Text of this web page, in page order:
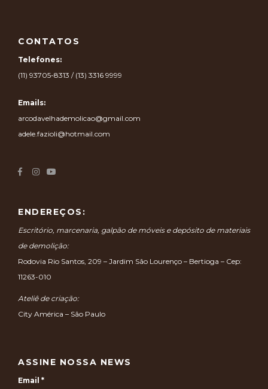
CONTATOS
Telefones:
(11) 93705-8313 / (13) 3316 9999
Emails:
arcodavelhademolicao@gmail.com
adele.fazioli@hotmail.com
ENDEREÇOS:
Escritório, marcenaria, galpão de móveis e depósito de materiais
de demolição:
Rodovia Rio Santos, 209 – Jardim São Lourenço – Bertioga – Cep:
11263-010
Ateliê de criação:
City América – São Paulo
ASSINE NOSSA NEWS
Email *